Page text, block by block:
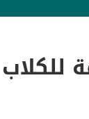
للكلاب